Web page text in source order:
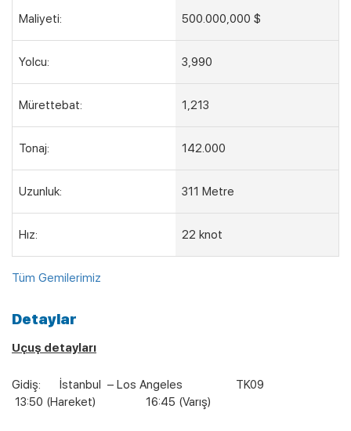
Maliyeti: 500.000,000 $
Yolcu: 3,990
Mürettebat: 1,213
Tonaj: 142.000
Uzunluk: 311 Metre
Hız: 22 knot
Tüm Gemilerimiz
Detaylar
Uçuş detayları
Gidiş: İstanbul – Los Angeles TK09
13:50 (Hareket) 16:45 (Varış)